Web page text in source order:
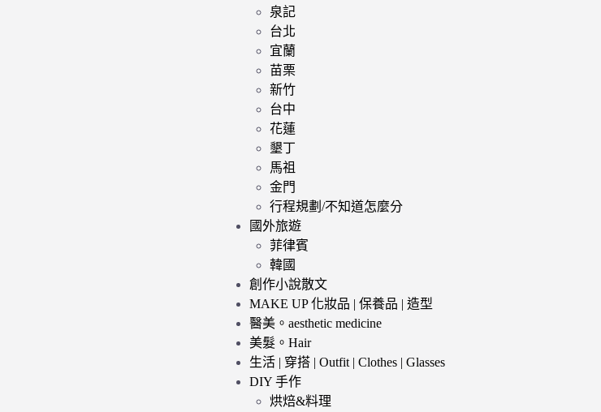
泉記
台北
宜蘭
苗栗
新竹
台中
花蓮
墾丁
馬祖
金門
行程規劃/不知道怎麼分
國外旅遊
菲律賓
韓國
創作小說散文
MAKE UP 化妝品 | 保養品 | 造型
醫美。aesthetic medicine
美髮。Hair
生活 | 穿搭 | Outfit | Clothes | Glasses
DIY 手作
烘焙&料理